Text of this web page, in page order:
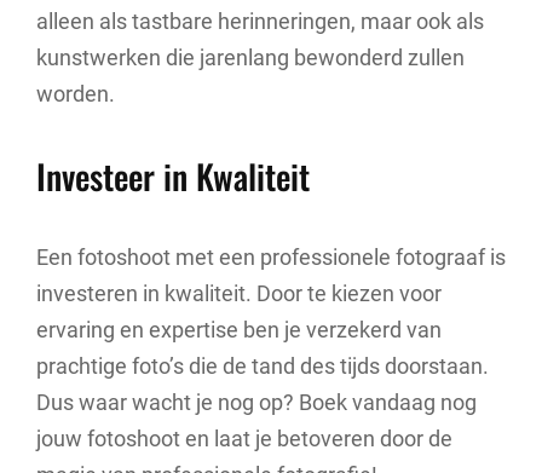
alleen als tastbare herinneringen, maar ook als
kunstwerken die jarenlang bewonderd zullen
worden.
Investeer in Kwaliteit
Een fotoshoot met een professionele fotograaf is
investeren in kwaliteit. Door te kiezen voor
ervaring en expertise ben je verzekerd van
prachtige foto’s die de tand des tijds doorstaan.
Dus waar wacht je nog op? Boek vandaag nog
jouw fotoshoot en laat je betoveren door de